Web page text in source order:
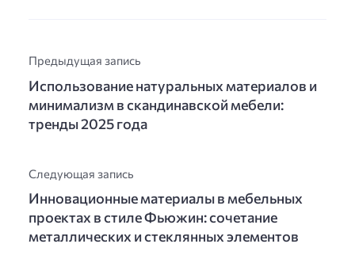
Предыдущая запись
Использование натуральных материалов и
минимализм в скандинавской мебели:
тренды 2025 года
Следующая запись
Инновационные материалы в мебельных
проектах в стиле Фьюжин: сочетание
металлических и стеклянных элементов